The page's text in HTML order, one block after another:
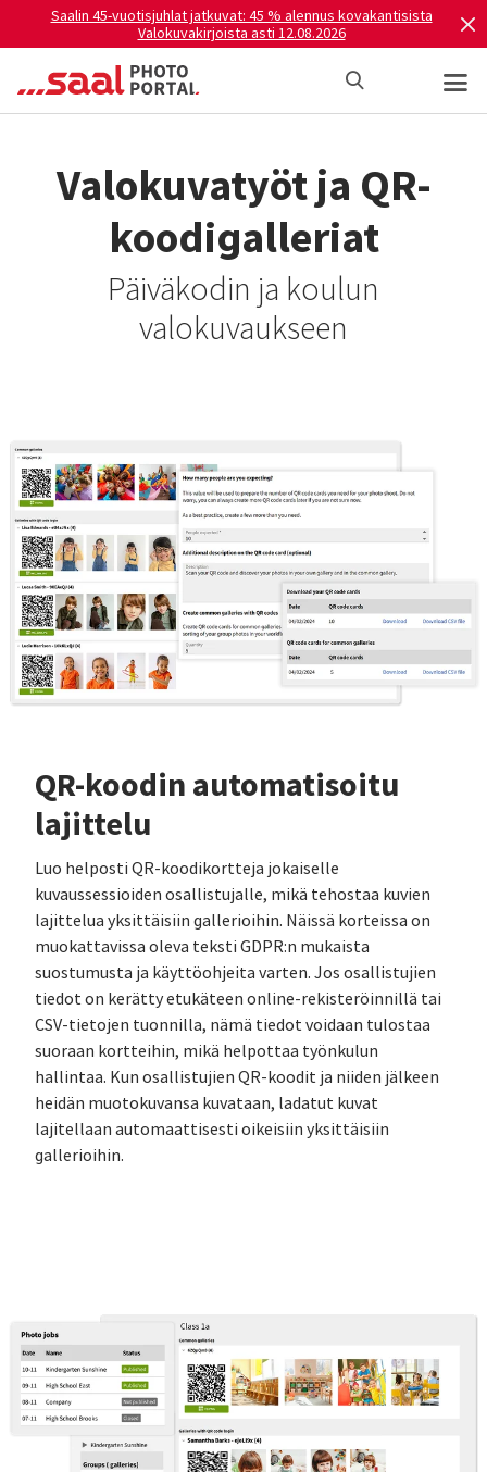
Saalin 45-vuotisjuhlat jatkuvat: 45 % alennus kovakantisista
Valokuvakirjoista asti 12.08.2026
Valokuvatyöt ja QR-
koodigalleriat
Päiväkodin ja koulun
valokuvaukseen
QR-koodin automatisoitu
lajittelu
Luo helposti QR-koodikortteja jokaiselle
kuvaussessioiden osallistujalle, mikä tehostaa kuvien
lajittelua yksittäisiin gallerioihin. Näissä korteissa on
muokattavissa oleva teksti GDPR:n mukaista
suostumusta ja käyttöohjeita varten. Jos osallistujien
tiedot on kerätty etukäteen online-rekisteröinnillä tai
CSV-tietojen tuonnilla, nämä tiedot voidaan tulostaa
suoraan kortteihin, mikä helpottaa työnkulun
hallintaa. Kun osallistujien QR-koodit ja niiden jälkeen
heidän muotokuvansa kuvataan, ladatut kuvat
lajitellaan automaattisesti oikeisiin yksittäisiin
gallerioihin.